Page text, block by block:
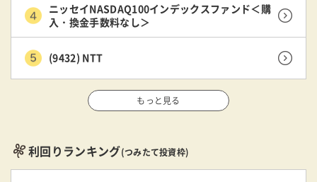
ニッセイNASDAQ100インデックスファンド＜購
入・換金手数料なし＞
(9432) NTT
もっと見る
利回りランキング(つみたて投資枠)